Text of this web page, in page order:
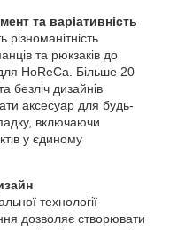
та варіативність
різноманітність
та рюкзаків до
HoReCa. Більше 20
безліч дизайнів
аксесуар для будь-
включаючи
у єдиному
технології
дозволяє створювати